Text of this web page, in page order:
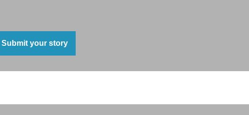
Submit your story